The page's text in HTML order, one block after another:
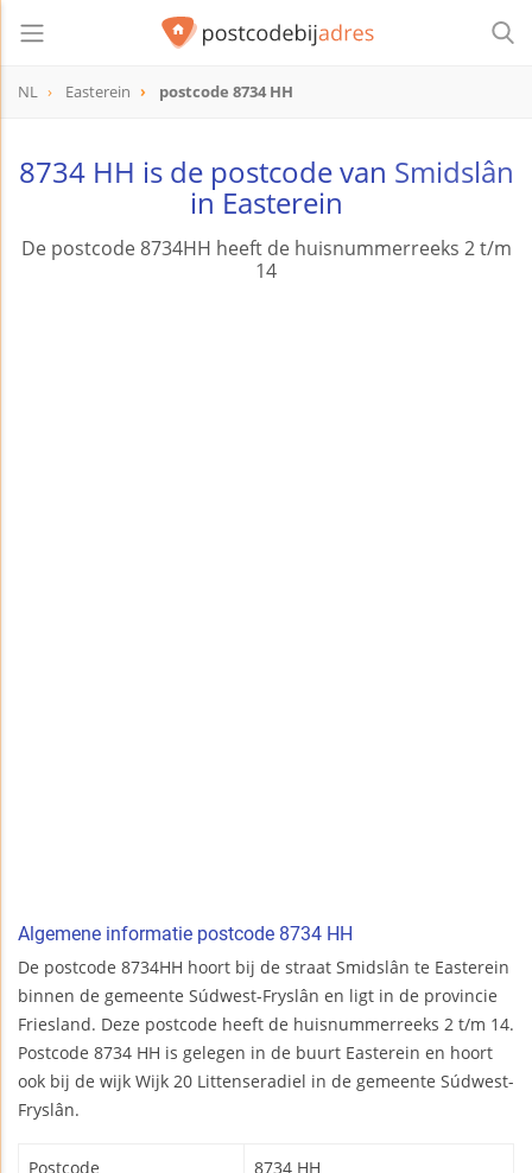
NL Easterein postcode 8734 HH
8734 HH is de postcode van Smidslân
in Easterein
De postcode 8734HH heeft de huisnummerreeks 2 t/m
14
Algemene informatie postcode 8734 HH
De postcode 8734HH hoort bij de straat Smidslân te Easterein
binnen de gemeente Súdwest-Fryslân en ligt in de provincie
Friesland. Deze postcode heeft de huisnummerreeks 2 t/m 14.
Postcode 8734 HH is gelegen in de buurt Easterein en hoort
ook bij de wijk Wijk 20 Littenseradiel in de gemeente Súdwest-
Fryslân.
Postcode 8734 HH